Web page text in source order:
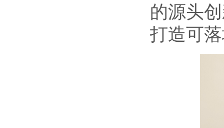
的源头
打造可